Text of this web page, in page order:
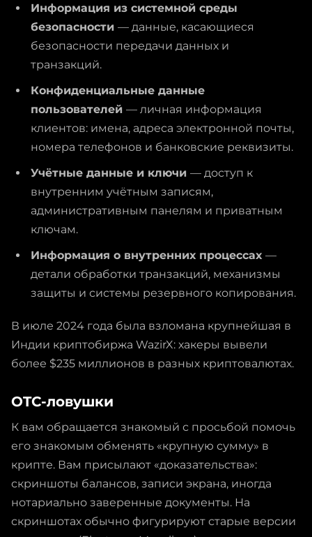
Информация из системной среды
безопасности — данные, касающиеся
безопасности передачи данных и
транзакций.
Конфиденциальные данные
пользователей — личная информация
клиентов: имена, адреса электронной почты,
номера телефонов и банковские реквизиты.
Учётные данные и ключи — доступ к
внутренним учётным записям,
административным панелям и приватным
ключам.
Информация о внутренних процессах —
детали обработки транзакций, механизмы
защиты и системы резервного копирования.
В июле 2024 года была взломана крупнейшая в
Индии криптобиржа WazirX: хакеры вывели
более $235 миллионов в разных криптовалютах.
OTC-ловушки
К вам обращается знакомый с просьбой помочь
его знакомым обменять «крупную сумму» в
крипте. Вам присылают «доказательства»:
скриншоты балансов, записи экрана, иногда
нотариально заверенные документы. На
скриншотах обычно фигурируют старые версии